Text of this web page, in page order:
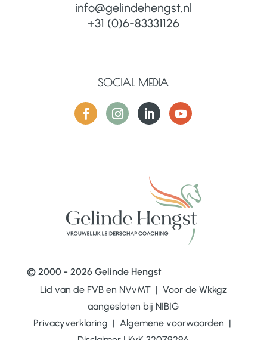
info@gelindehengst.nl
+31 (0)6-83331126
SOCIAL MEDIA
© 2000 - 2026 Gelinde Hengst
Lid van de FVB en NVvMT | Voor de Wkkgz
aangesloten bij NIBIG
Privacyverklaring | Algemene voorwaarden |